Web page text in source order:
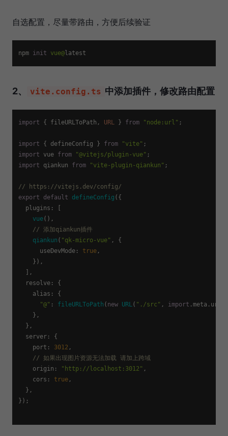
自选配置，尽量带路由，方便后续验证
npm init vue@
2、 vite.config.ts 中添加插件，修改路由配置
import { fileURLToPath, URL } from "node:url" ;
import { defineConfig } from "vite"
import vue from "@vitejs/plugin-vue"
import qiankun from "vite-plugin-qiankun" ;
// https://vitejs.dev/config/
export
default defineConfig ({
plugins : [
vue(),
// 添加qiankun插件
qiankun ( "qk-micro-vue" , {
useDevMode : true ,
    }),
  ],
resolve : {
alias : {
"@" : fileURLToPath ( new URL( "./src" , import .meta . url
    },
  },
server : {
port : 3012 ,
// 如果出现图片资源无法加载 请加上跨域
origin : "http://localhost:3012" ,
cors : true ,
  },
});